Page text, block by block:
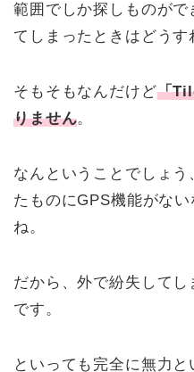
範囲でしか探しものが
てしまったときはどう
そもそもなんだけど「
りません。
なんということでしょ
たものにGPS機能がな
ね。
だから、外で紛失して
です。
といっても完全に無力と